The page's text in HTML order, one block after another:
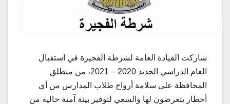
شاركت القيادة العامة لشرطة الفجيرة في استقبال
العام الدراسي الجديد 2020 – 2021، من منطلق
المحافظة على سلامة أرواح طلاب المدارس من أي
أخطار يتعرضون لها والسعي لتوفير بيئة آمنة خالية من